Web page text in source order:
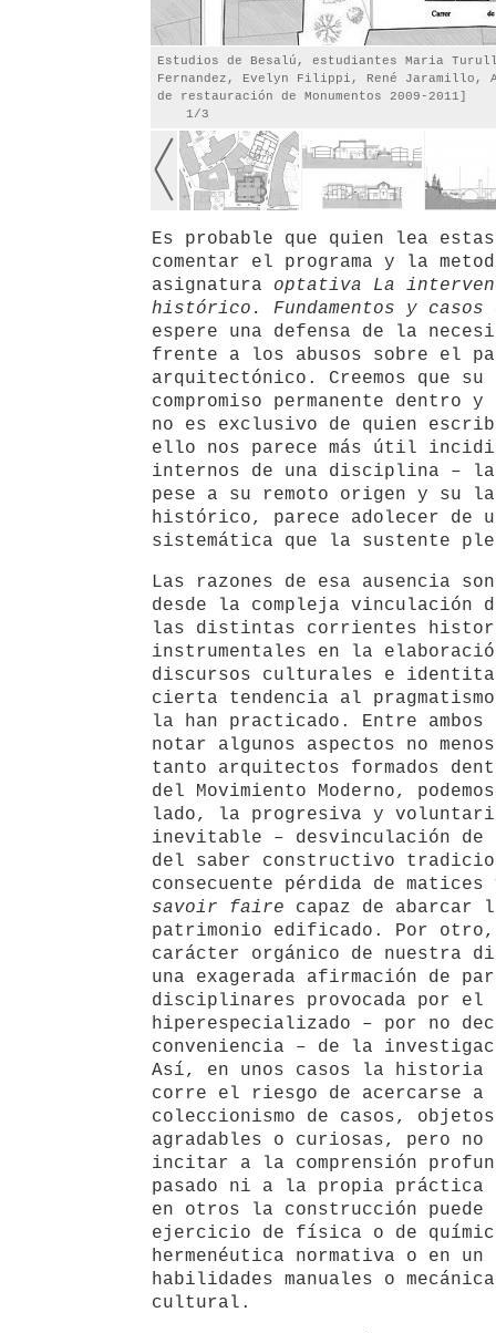
Estudios de Besalú, estudiantes Maria
Fernandez, Evelyn Filippi, René Jaramillo,
de restauración de Monumentos 2009-2011]
1/3
Es probable que quien lea
comentar el programa y la
asignatura optativa La
histórico. Fundamentos y casos
espere una defensa de la
frente a los abusos sobre el
arquitectónico. Creemos que
compromiso permanente dentro
no es exclusivo de quien
ello nos parece más útil
internos de una disciplina –
pese a su remoto origen y su
histórico, parece adolecer de
sistemática que la sustente
Las razones de esa ausencia
desde la compleja vinculación
las distintas corrientes
instrumentales en la
discursos culturales e
cierta tendencia al
la han practicado. Entre ambos
notar algunos aspectos no
tanto arquitectos formados
del Movimiento Moderno,
lado, la progresiva y
inevitable – desvinculación de
del saber constructivo
consecuente pérdida de
savoir faire capaz de abarcar
patrimonio edificado. Por
carácter orgánico de nuestra
una exagerada afirmación de
disciplinares provocada por el
hiperespecializado – por no
conveniencia – de la
Así, en unos casos la historia
corre el riesgo de acercarse a
coleccionismo de casos,
agradables o curiosas, pero
incitar a la comprensión
pasado ni a la propia
en otros la construcción puede
ejercicio de física o de
hermenéutica normativa o en un
habilidades manuales o
cultural.